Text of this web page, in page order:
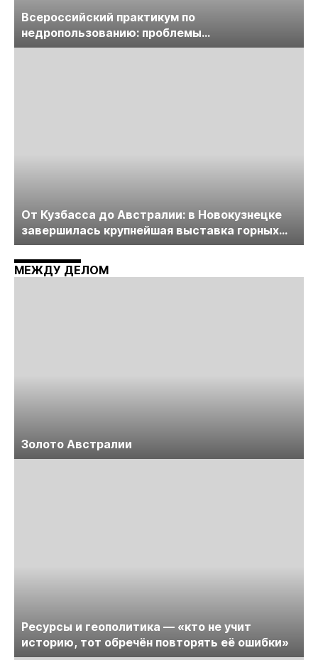
Всероссийский практикум по
недропользованию: проблемы
лицензирования, цифровизации, экспертизы
От Кузбасса до Австралии: в Новокузнецке
завершилась крупнейшая выставка горных
технологий «Недра России. Уголь России и
Майнинг»
МЕЖДУ ДЕЛОМ
Золото Австралии
Ресурсы и геополитика — «кто не учит
историю, тот обречён повторять её ошибки»